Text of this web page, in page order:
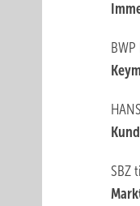
BWP II
SBZ